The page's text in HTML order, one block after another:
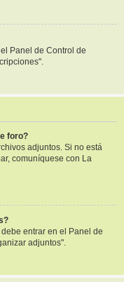
Panel de Control de
foro?
adjuntos. Si no está
comuníquese con La
entrar en el Panel de
adjuntos".